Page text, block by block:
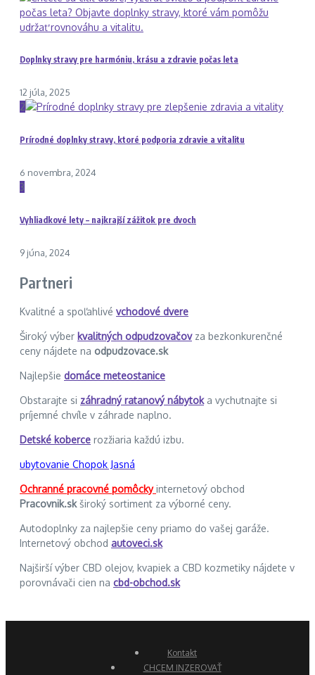
Doplnky stravy pre harmóniu, krásu a zdravie počas leta
12 júla, 2025
2
Prírodné doplnky stravy, ktoré podporia zdravie a vitalitu
6 novembra, 2024
3
Vyhliadkové lety – najkrajší zážitok pre dvoch
9 júna, 2024
Partneri
Kvalitné a spoľahlivé vchodové dvere
Široký výber kvalitných odpudzovačovza bezkonkurenčné
ceny nájdete na odpudzovace.sk
Najlepšie domáce meteostanice
Obstarajte si záhradný ratanový nábytoka vychutnajte si
príjemné chvíle v záhrade naplno.
Detské koberce rozžiaria každú izbu.
ubytovanie Chopok Jasná
Ochranné pracovné pomôckyinternetový obchod
Pracovnik.skširoký sortiment za výborné ceny.
Autodoplnky za najlepšie ceny priamo do vašej garáže.
Internetový obchod autoveci.sk
Najširší výber CBD olejov, kvapiek a CBD kozmetiky nájdete v
porovnávači cien na cbd-obchod.sk
Kontakt
CHCEM INZEROVAŤ